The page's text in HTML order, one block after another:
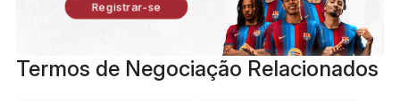
Registrar-se
Termos de Negociação Relacionados